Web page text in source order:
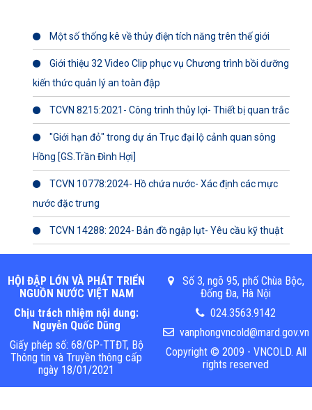
Một số thống kê về thủy điện tích năng trên thế giới
Giới thiệu 32 Video Clip phục vụ Chương trình bồi dưỡng
kiến thức quản lý an toàn đập
TCVN 8215:2021- Công trình thủy lợi- Thiết bị quan trắc
"Giới hạn đỏ" trong dự án Trục đại lộ cảnh quan sông
Hồng [GS.Trần Đình Hợi]
TCVN 10778:2024- Hồ chứa nước- Xác định các mực
nước đặc trưng
TCVN 14288: 2024- Bản đồ ngập lụt- Yêu cầu kỹ thuật
HỘI ĐẬP LỚN VÀ PHÁT TRIỂN
NGUỒN NƯỚC VIỆT NAM
Chịu trách nhiệm nội dung:
Nguyễn Quốc Dũng
Giấy phép số: 68/GP-TTĐT, Bộ
Thông tin và Truyền thông cấp
ngày 18/01/2021
Số 3, ngõ 95, phố Chùa Bộc,
Đống Đa, Hà Nội
024.3563.9142
vanphongvncold@mard.gov.vn
Copyright © 2009 - VNCOLD. All
rights reserved